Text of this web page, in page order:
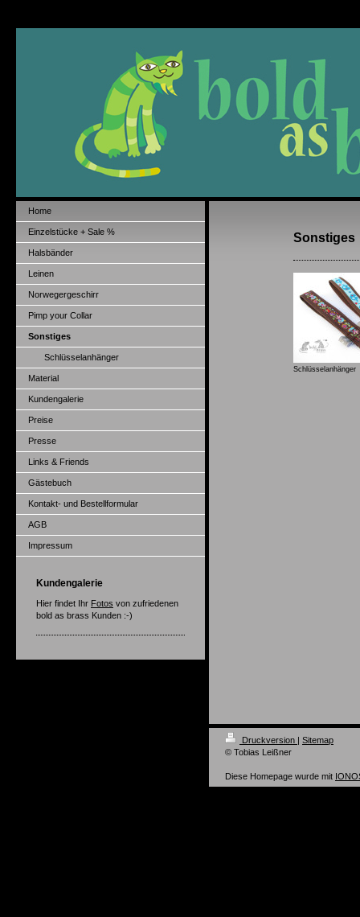
Home
Einzelstücke + Sale %
Halsbänder
Leinen
Norwegergeschirr
Pimp your Collar
Sonstiges
Schlüsselanhänger
Material
Kundengalerie
Preise
Presse
Links & Friends
Gästebuch
Kontakt- und Bestellformular
AGB
Impressum
Kundengalerie
Hier findet Ihr Fotos von zufriedenen
bold as brass Kunden :-)
Sonstiges
Schlüsselanhänger
Druckversion | Sitemap
© Tobias Leißner
Diese Homepage wurde mit